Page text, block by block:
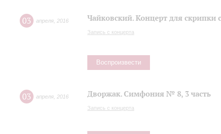
03 апреля 2016 Чайковский. Концерт для скрипки
Запись с концерта
Воспроизвести
03 апреля 2016 Дворжак. Симфония № 8, 3 часть
Запись с концерта